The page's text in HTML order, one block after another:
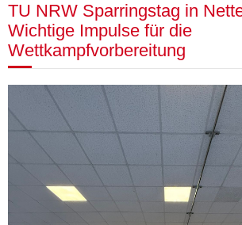
TU NRW Sparringstag in
Wichtige Impulse für die
Wettkampfvorbereitung